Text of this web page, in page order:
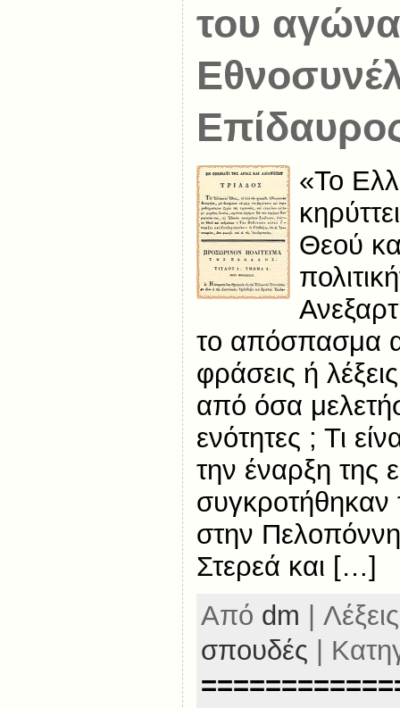
του
«Το
Θεού
το απόσπασμα
φράσεις ή
από όσα
ενότητες ; Τι
την έναρξη της
συγκροτήθηκαν
στην
Στερεά και […]
Από dm |
σπουδές |